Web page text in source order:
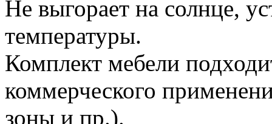
Не выгорает на солнце,
температуры.
Комплект мебели
коммерческого
зоны и пр.).